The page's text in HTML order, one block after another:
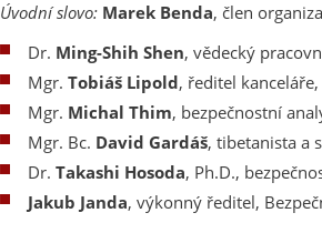
Úvodní slovo: Marek Benda, člen
Dr. Ming-Shih Shen, vědecký
Mgr. Tobiáš Lipold, ředitel
Mgr. Michal Thim, bezpečnostní
Mgr. Bc. David Gardáš, tibetanista a
Dr. Takashi Hosoda, Ph.D.,
Jakub Janda, výkonný ředitel,